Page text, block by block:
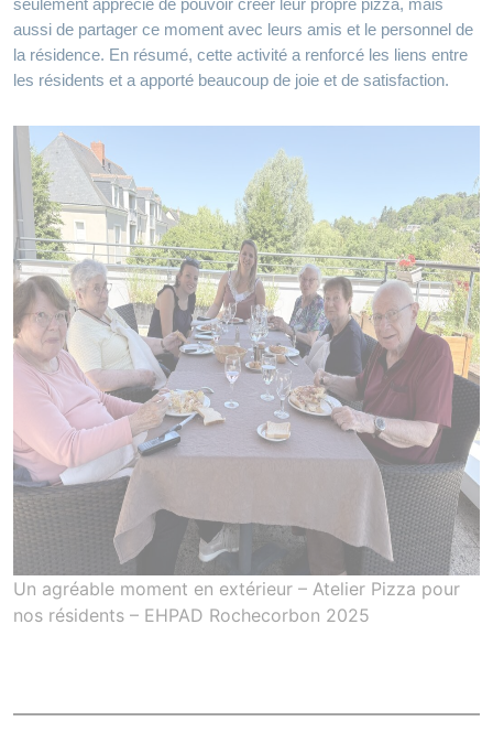
aussi de partager ce moment avec leurs amis et le personnel de
la résidence. En résumé, cette activité a renforcé les liens entre
les résidents et a apporté beaucoup de joie et de satisfaction.
Un agréable moment en extérieur – Atelier Pizza pour
nos résidents – EHPAD Rochecorbon 2025